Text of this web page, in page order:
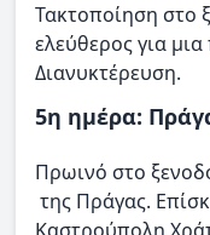
Τακτοποίηση στο
ελεύθερος για
Διανυκτέρευση.
5η ημέρα:
Πρωινό στο
της Πράγας.